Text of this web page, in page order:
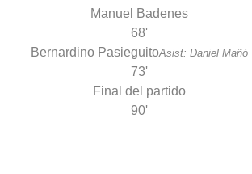
Manuel Badenes
68'
Bernardino PasieguitoAsist: Daniel Mañó
73'
Final del partido
90'